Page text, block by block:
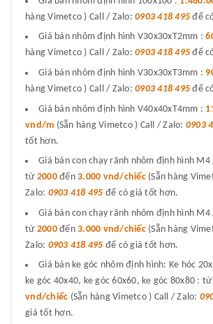
hàng Vimetco ) Call / Zalo: 0903 418 495 để
Giá bán nhôm định hình V30x30xT2mm :
hàng Vimetco ) Call / Zalo: 0903 418 495 để
Giá bán nhôm định hình V30x30xT3mm :
hàng Vimetco ) Call / Zalo: 0903 418 495 để
Giá bán nhôm định hình V40x40xT4mm :
vnd/m (Sẵn hàng Vimetco ) Call / Zalo: 0903
tốt hơn.
Giá bán con chạy rãnh nhôm định hình
từ 2000đến 3.000 vnd/chiếc(Sẵn hàng
Zalo: 0903 418 495 để có giá tốt hơn.
Giá bán con chạy rãnh nhôm định hình
từ 2000đến 3.000 vnd/chiếc(Sẵn hàng
Zalo: 0903 418 495 để có giá tốt hơn.
Giá bán ke góc nhôm định hình: Ke hóc
ke góc 40x40, ke góc 60x60, ke góc 80x80 : từ
vnd/chiếc (Sẵn hàng Vimetco ) Call / Zalo:
giá tốt hơn.